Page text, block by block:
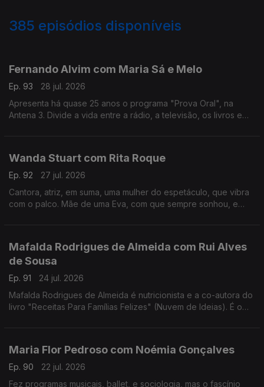
385 episódios disponíveis
Fernando Alvim com Maria Sá e Melo
Ep. 93
28 jul. 2026
Apresenta há quase 25 anos o programa "Prova Oral", na
Antena 3. Divide a vida entre a rádio, a televisão, os livros e
Wanda Stuart com Rita Roque
Ep. 92
27 jul. 2026
Cantora, atriz, em suma, uma mulher do espetáculo, que vibra
com o palco. Mãe de uma Eva, com que sempre sonhou, e
Mafalda Rodrigues de Almeida com Rui Alves
de Sousa
Ep. 91
24 jul. 2026
Mafalda Rodrigues de Almeida é nutricionista e a co-autora do
livro "Receitas Para Famílias Felizes" (Nuvem de Ideias). É o
Maria Flor Pedroso com Noémia Gonçalves
Ep. 90
22 jul. 2026
Fez programas musicais, ballet, e sociologia, mas o fascínio